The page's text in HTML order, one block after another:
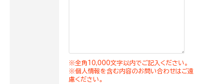
※全角10,000文字以内でご記入ください。
※個人情報を含む内容のお問い合わせはご遠
慮ください。